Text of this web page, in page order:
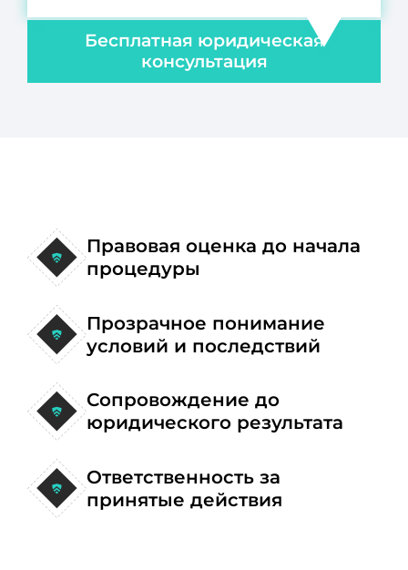
Бесплатная юридическая
консультация
Правовая оценка до начала
процедуры
Прозрачное понимание
условий и последствий
Сопровождение до
юридического результата
Ответственность за
принятые действия